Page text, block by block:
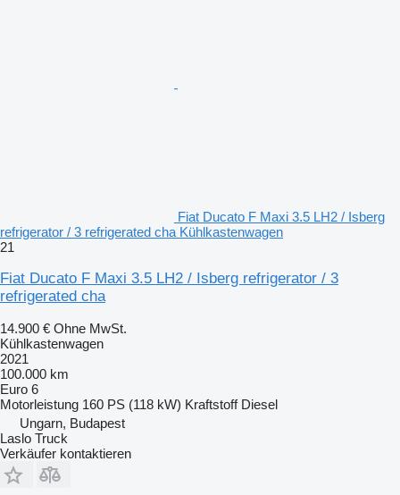
Fiat Ducato F Maxi 3.5 LH2 / Isberg
refrigerator / 3 refrigerated cha Kühlkastenwagen
21
Fiat Ducato F Maxi 3.5 LH2 / Isberg refrigerator / 3
refrigerated cha
14.900 € Ohne MwSt.
Kühlkastenwagen
2021
100.000 km
Euro 6
Motorleistung 160 PS (118 kW) Kraftstoff Diesel
Ungarn, Budapest
Laslo Truck
Verkäufer kontaktieren